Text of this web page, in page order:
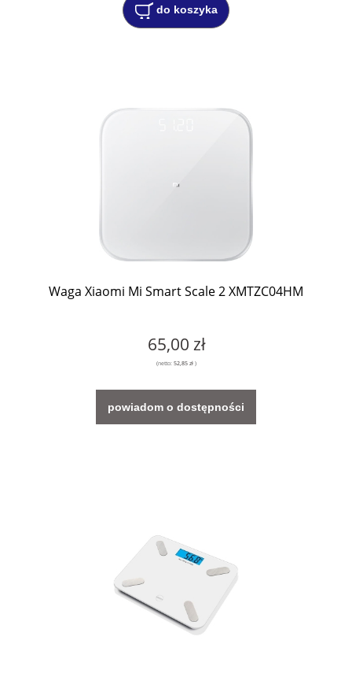
do koszyka
Waga Xiaomi Mi Smart Scale 2 XMTZC04HM
65,00 zł
(netto: 52,85 zł)
powiadom o dostępności